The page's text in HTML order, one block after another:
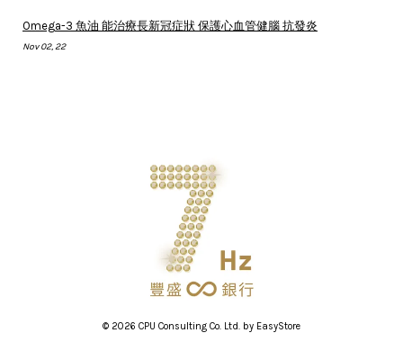
Omega-3 魚油 能治療長新冠症狀 保護心血管健腦 抗發炎
Nov 02, 22
© 2026 CPU Consulting Co. Ltd. by EasyStore